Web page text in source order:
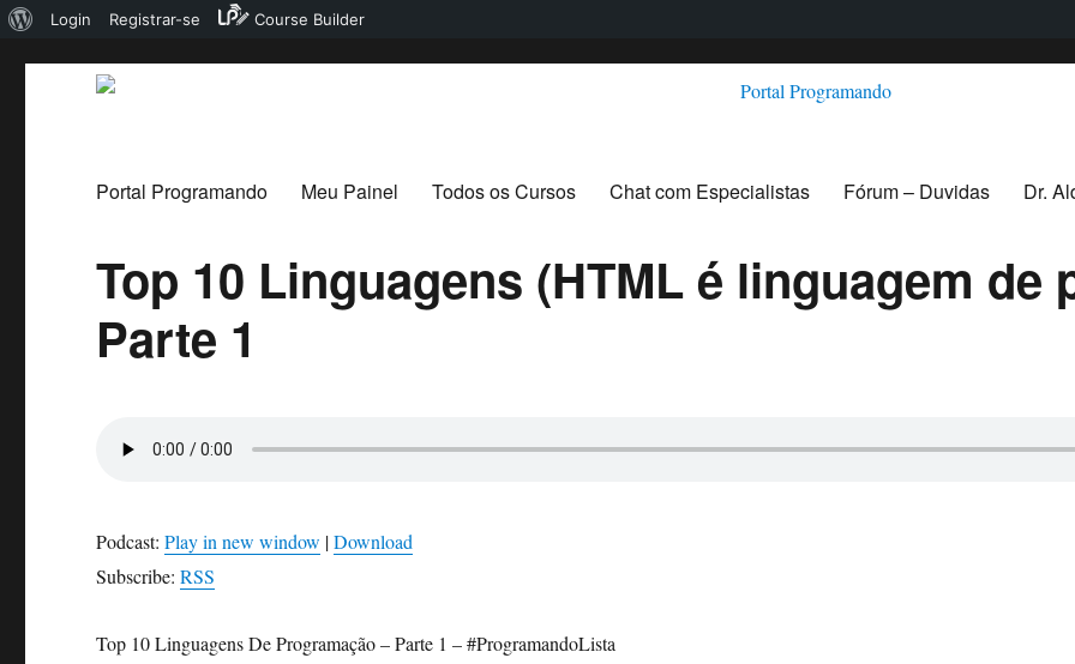
Sobre
WordPress
Login Registrar-se Course Builder
Portal Programando
Portal Programando Meu Painel Todos os Cursos Chat com Especialistas Fórum – Duvidas Dr.
Top 10 Linguagens (HTML é linguagem de
Parte 1
Podcast:Play in new window |Download
Subscribe:RSS
Top 10 Linguagens De Programação – Parte 1 – #ProgramandoLista